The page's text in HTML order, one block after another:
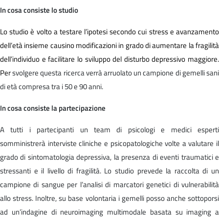
In cosa consiste lo studio
Lo studio è volto a testare l’ipotesi secondo cui stress e avanzamento
dell’età insieme causino modificazioni in grado di aumentare la fragilità
dell’individuo e facilitare lo sviluppo del disturbo depressivo maggiore.
Persvolgere questa ricerca verrà arruolato un campione di gemelli sani
di età compresa tra i 50 e 90 anni.
In cosa consiste la partecipazione
A tutti i partecipanti un team di psicologi e medici esperti
somministrerà interviste cliniche e psicopatologiche volte a valutare il
grado di sintomatologia depressiva, la presenza di eventi traumatici e
stressanti e il livello di fragilità. Lo studio prevede la raccolta di un
campione di sangue per l’analisi di marcatori genetici di vulnerabilità
allo stress. Inoltre, su base volontaria i gemelli posso anche sottoporsi
ad un’indagine di neuroimaging multimodale basata su imaging a